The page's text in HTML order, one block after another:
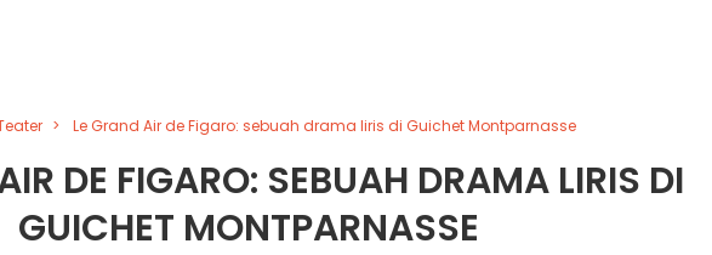
Le Grand Air de Figaro: sebuah drama liris di Guichet Montparnasse
DE FIGARO: SEBUAH DRAMA LIRIS DI
GUICHET MONTPARNASSE